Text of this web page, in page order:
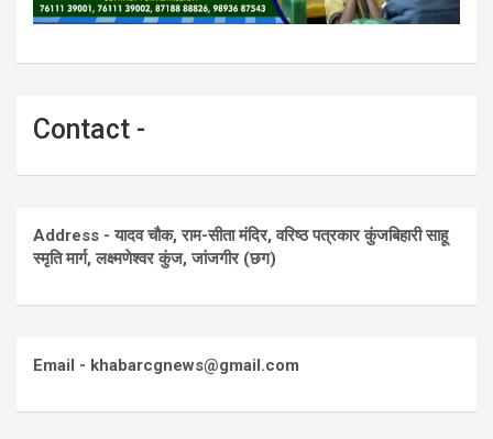
Contact -
Address - यादव चौक, राम-सीता मंदिर, वरिष्ठ पत्रकार कुंजबिहारी साहू
स्मृति मार्ग, लक्ष्मणेश्वर कुंज, जांजगीर (छग)
Email - khabarcgnews@gmail.com